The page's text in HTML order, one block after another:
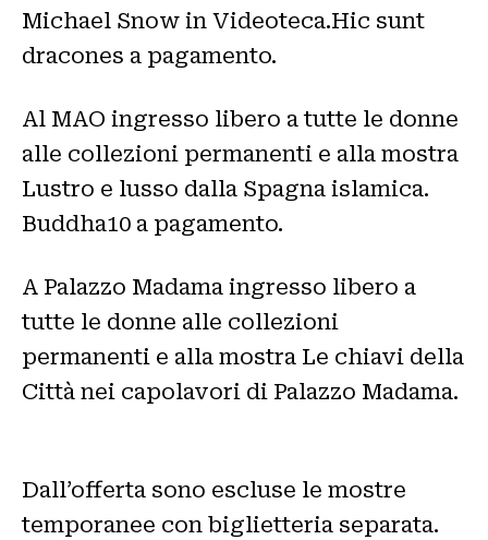
Michael Snow in Videoteca.Hic sunt
dracones a pagamento.
Al MAO ingresso libero a tutte le donne
alle collezioni permanenti e alla mostra
Lustro e lusso dalla Spagna islamica.
Buddha10 a pagamento.
A Palazzo Madama ingresso libero a
tutte le donne alle collezioni
permanenti e alla mostra Le chiavi della
Città nei capolavori di Palazzo Madama.
Dall’offerta sono escluse le mostre
temporanee con biglietteria separata.